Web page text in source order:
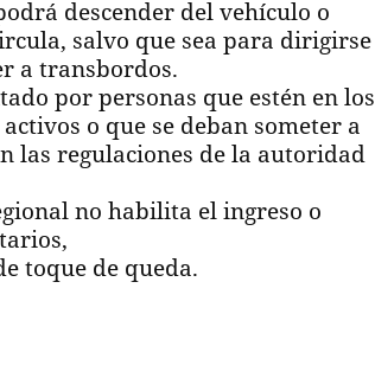
descender del vehículo o
salvo que sea para dirigirse
a transbordos.
por personas que estén en los
o que se deban someter a
las regulaciones de la autoridad
no habilita el ingreso o
toque de queda.